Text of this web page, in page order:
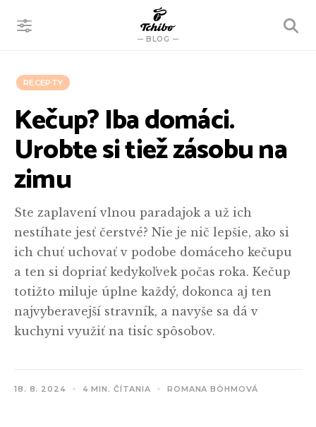
BLOG
VYHĽADÁVANIE
RECEPTY
Kečup? Iba domáci.
Urobte si tiež zásobu na
zimu
Ste zaplavení vlnou paradajok a už ich
nestíhate jesť čerstvé? Nie je nič lepšie, ako si
ich chuť uchovať v podobe domáceho kečupu
a ten si dopriať kedykoľvek počas roka. Kečup
totižto miluje úplne každý, dokonca aj ten
najvyberavejší stravník, a navyše sa dá v
kuchyni využiť na tisíc spôsobov.
18. 8. 2024 4 MIN. ČÍTANIA ROMANA BÖHMOVÁ